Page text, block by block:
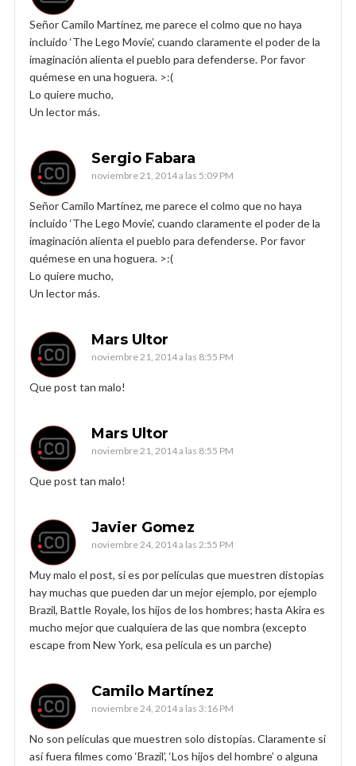
Señor Camilo Martínez, me parece el colmo que no haya
incluido ‘The Lego Movie’, cuando claramente el poder de la
imaginación alienta el pueblo para defenderse. Por favor
quémese en una hoguera. >:(
Lo quiere mucho,
Un lector más.
Sergio Fabara
noviembre 21, 2014 a las 5:09 PM
Señor Camilo Martínez, me parece el colmo que no haya
incluido ‘The Lego Movie’, cuando claramente el poder de la
imaginación alienta el pueblo para defenderse. Por favor
quémese en una hoguera. >:(
Lo quiere mucho,
Un lector más.
Mars Ultor
noviembre 21, 2014 a las 8:55 PM
Que post tan malo!
Mars Ultor
noviembre 21, 2014 a las 8:55 PM
Que post tan malo!
Javier Gomez
noviembre 24, 2014 a las 2:55 PM
Muy malo el post, si es por películas que muestren distopias
hay muchas que pueden dar un mejor ejemplo, por ejemplo
Brazil, Battle Royale, los hijos de los hombres; hasta Akira es
mucho mejor que cualquiera de las que nombra (excepto
escape from New York, esa película es un parche)
Camilo Martínez
noviembre 24, 2014 a las 3:16 PM
No son películas que muestren solo distopías. Claramente si
así fuera filmes como ‘Brazil’, ‘Los hijos del hombre’ o alguna